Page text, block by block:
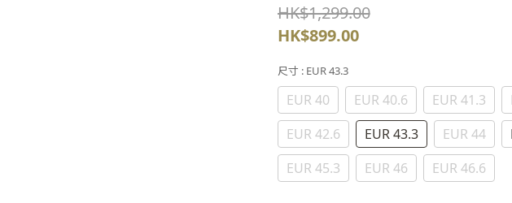
HK$1,299.00
HK$899.00
尺寸 : EUR 43.3
EUR 40 EUR 40.6 EUR 41.3
EUR 42.6
EUR 43.3 EUR 44
EUR 45.3
EUR 46 EUR 46.6